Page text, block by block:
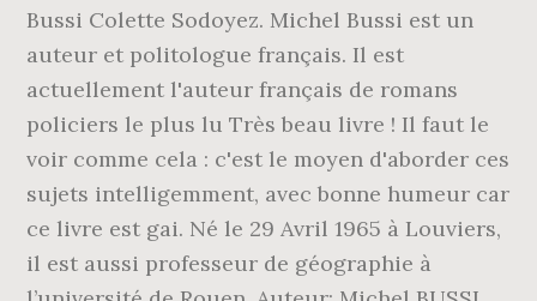
Bussi Colette Sodoyez. Michel Bussi est un
auteur et politologue français. Il est
actuellement l'auteur français de romans
policiers le plus lu Très beau livre ! Il faut le
voir comme cela : c'est le moyen d'aborder ces
sujets intelligemment, avec bonne humeur car
ce livre est gai. Né le 29 Avril 1965 à Louviers,
il est aussi professeur de géographie à